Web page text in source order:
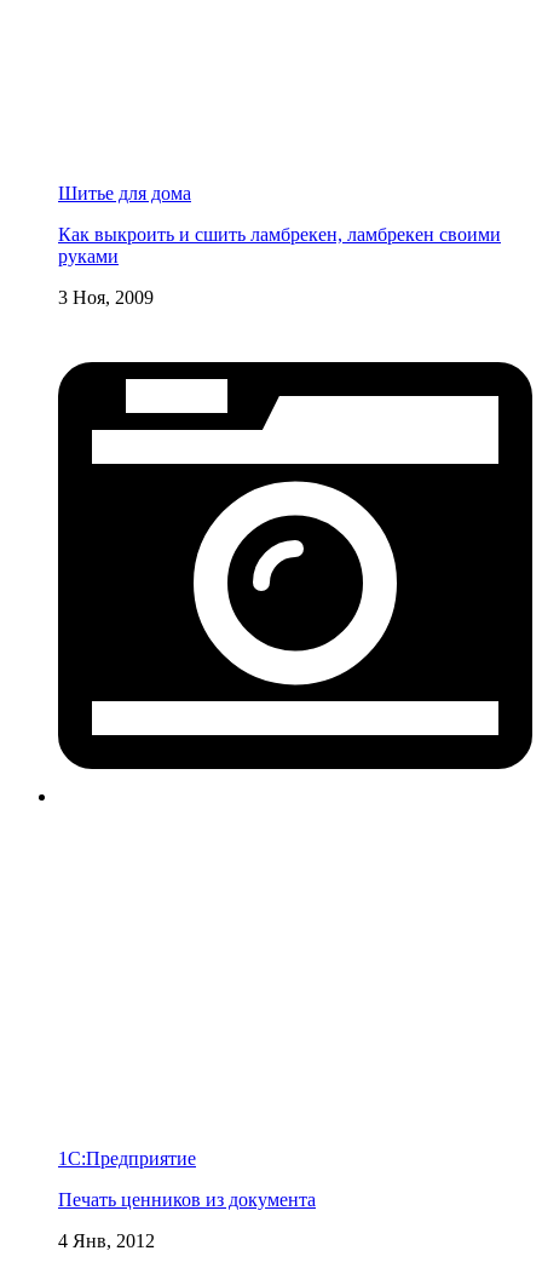
Шитье для дома
Как выкроить и сшить ламбрекен, ламбрекен своими
руками
3 Ноя, 2009
1С:Предприятие
Печать ценников из документа
4 Янв, 2012